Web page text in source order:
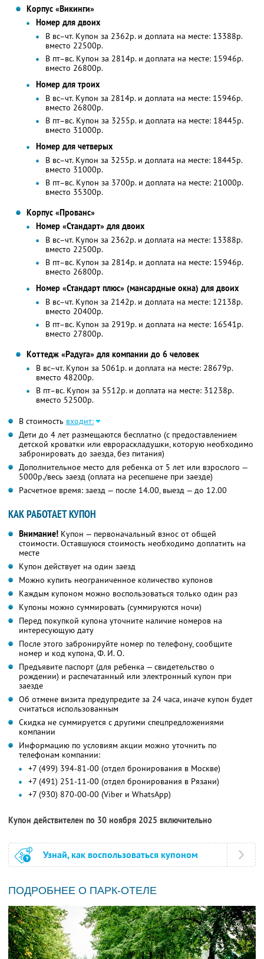
Корпус «Викинги»
Номер для двоих
В вс–чт. Купон за 2362р. и доплата на месте: 13388р.
вместо 22500р.
В пт–вс. Купон за 2814р. и доплата на месте: 15946р.
вместо 26800р.
Номер для троих
В вс–чт. Купон за 2814р. и доплата на месте: 15946р.
вместо 26800р.
В пт–вс. Купон за 3255р. и доплата на месте: 18445р.
вместо 31000р.
Номер для четверых
В вс–чт. Купон за 3255р. и доплата на месте: 18445р.
вместо 31000р.
В пт–вс. Купон за 3700р. и доплата на месте: 21000р.
вместо 35300р.
Корпус «Прованс»
Номер «Стандарт» для двоих
В вс–чт. Купон за 2362р. и доплата на месте: 13388р.
вместо 22500р.
В пт–вс. Купон за 2814р. и доплата на месте: 15946р.
вместо 26800р.
Номер «Стандарт плюс» (мансардные окна) для двоих
В вс–чт. Купон за 2142р. и доплата на месте: 12138р.
вместо 20400р.
В пт–вс. Купон за 2919р. и доплата на месте: 16541р.
вместо 27800р.
Коттедж «Радуга» для компании до 6 человек
В вс–чт. Купон за 5061р. и доплата на месте: 28679р.
вместо 48200р.
В пт–вс. Купон за 5512р. и доплата на месте: 31238р.
вместо 52500р.
В стоимость входит:
Дети до 4 лет размещаются бесплатно (с предоставлением
детской кроватки или еврораскладушки, которую необходимо
забронировать до заезда, без питания)
Дополнительное место для ребенка от 5 лет или взрослого —
5000р./весь заезд (оплата на ресепшене при заезде)
Расчетное время: заезд — после 14.00, выезд — до 12.00
КАК РАБОТАЕТ КУПОН
Внимание! Купон — первоначальный взнос от общей
стоимости. Оставшуюся стоимость необходимо доплатить на
месте
Купон действует на один заезд
Можно купить неограниченное количество купонов
Каждым купоном можно воспользоваться только один раз
Купоны можно суммировать (суммируются ночи)
Перед покупкой купона уточните наличие номеров на
интересующую дату
После этого забронируйте номер по телефону, сообщите
номер и код купона, Ф. И. О.
Предъявите паспорт (для ребенка — свидетельство о
рождении) и распечатанный или электронный купон при
заезде
Об отмене визита предупредите за 24 часа, иначе купон будет
считаться использованным
Скидка не суммируется с другими спецпредложениями
компании
Информацию по условиям акции можно уточнить по
телефонам компании:
+7 (499) 394-81-00 (отдел бронирования в Москве)
+7 (491) 251-11-00 (отдел бронирования в Рязани)
+7 (930) 870-00-00 (Viber и WhatsApp)
Купон действителен по 30 ноября 2025 включительно
Узнай, как воспользоваться купоном
ПОДРОБНЕЕ О ПАРК-ОТЕЛЕ